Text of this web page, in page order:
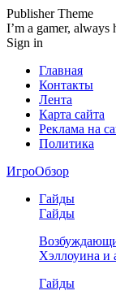
Publisher Theme
I’m a gamer, always
Sign in
Главная
Контакты
Лента
Карта сайта
Реклама на
Политика
ИгроОбзор
Гайды
Гайды
Хэллоуина и
Гайды